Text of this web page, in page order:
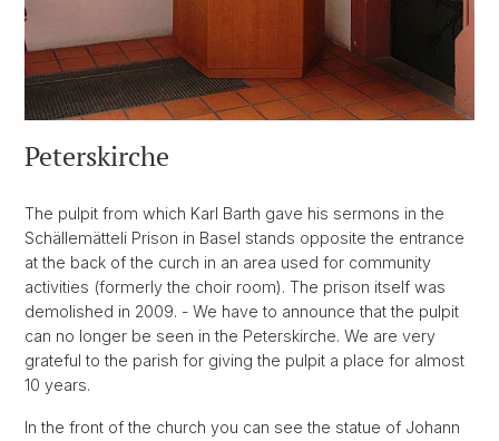
Peterskirche
The pulpit from which Karl Barth gave his sermons in the
Schällemätteli Prison in Basel stands opposite the entrance
at the back of the curch in an area used for community
activities (formerly the choir room). The prison itself was
demolished in 2009. - We have to announce that the pulpit
can no longer be seen in the Peterskirche. We are very
grateful to the parish for giving the pulpit a place for almost
10 years.
In the front of the church you can see the statue of Johann